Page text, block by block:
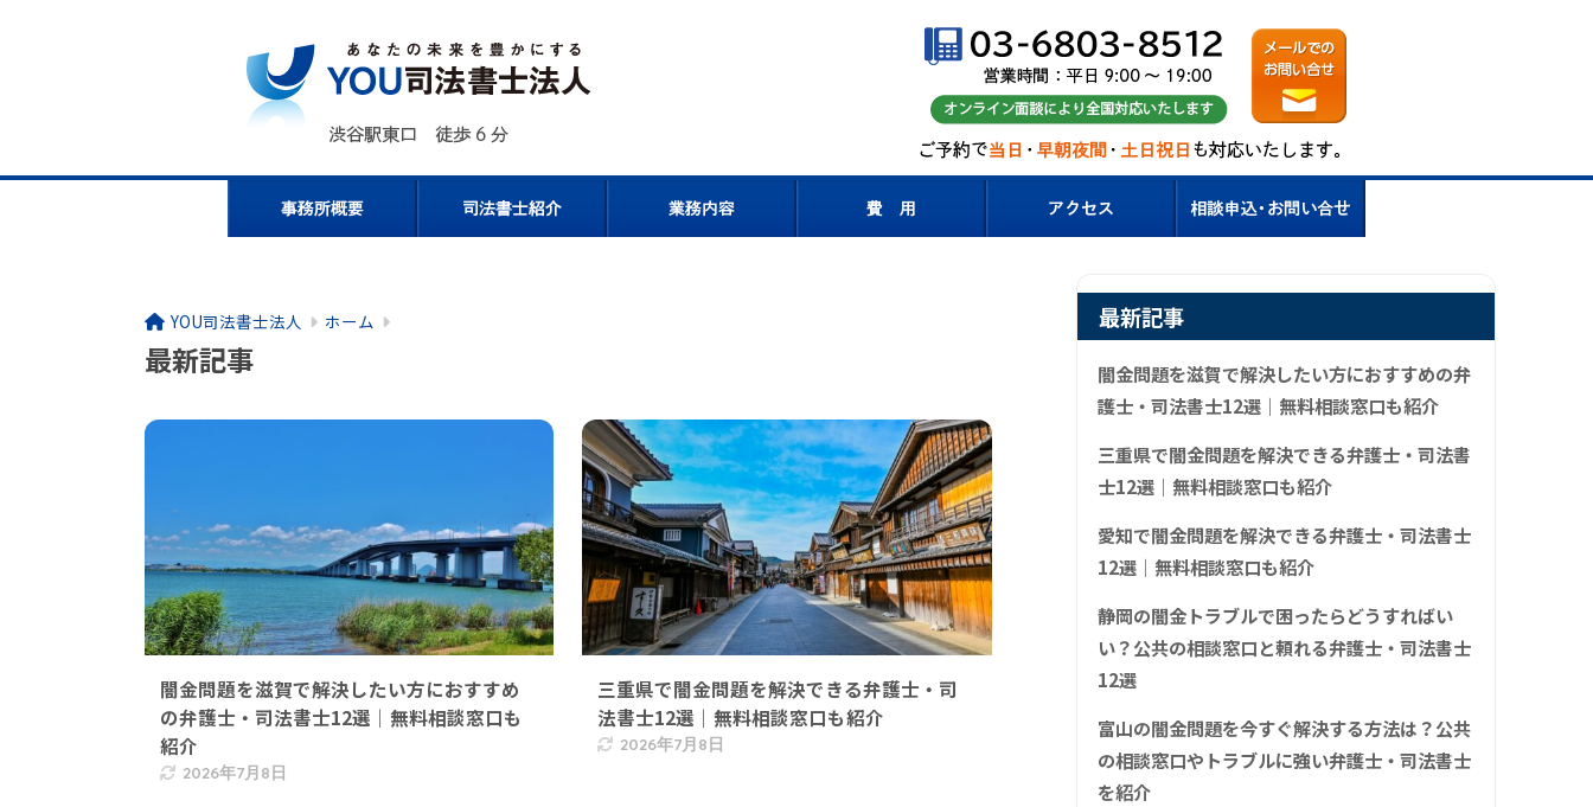
YOU司法書士法人 ホーム
最新記事
闇金問題を滋賀で解決したい方におすすめ
の弁護士・司法書士12選｜無料相談窓口も
紹介
2026年7月8日
三重県で闇金問題を解決できる弁護士・司
法書士12選｜無料相談窓口も紹介
2026年7月8日
最新記事
闇金問題を滋賀で解決したい方におすすめの弁
護士・司法書士12選｜無料相談窓口も紹介
三重県で闇金問題を解決できる弁護士・司法書
士12選｜無料相談窓口も紹介
愛知で闇金問題を解決できる弁護士・司法書士
12選｜無料相談窓口も紹介
静岡の闇金トラブルで困ったらどうすればい
い？公共の相談窓口と頼れる弁護士・司法書士
12選
富山の闇金問題を今すぐ解決する方法は？公共
の相談窓口やトラブルに強い弁護士・司法書士
を紹介